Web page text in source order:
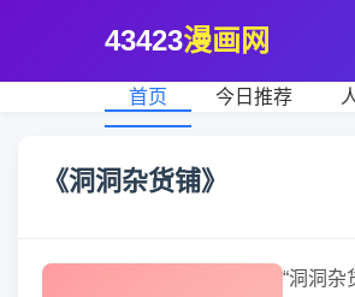
43423漫画网
首页 今日推荐
《洞洞杂货铺》
“洞洞杂